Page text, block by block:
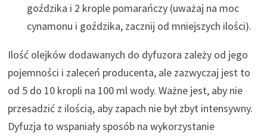
goździka i 2 krople pomarańczy (uważaj na moc
cynamonu i goździka, zacznij od mniejszych ilości).
Ilość olejków dodawanych do dyfuzora zależy od jego
pojemności i zaleceń producenta, ale zazwyczaj jest to
od 5 do 10 kropli na 100 ml wody. Ważne jest, aby nie
przesadzić z ilością, aby zapach nie był zbyt intensywny.
Dyfuzja to wspaniały sposób na wykorzystanie